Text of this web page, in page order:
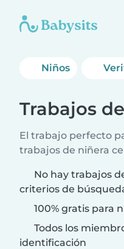
Niños
Trabajos
El trabajo perfecto
trabajos de niñera
No hay trabajos
criterios de
100% gratis para
Todos los
identificación